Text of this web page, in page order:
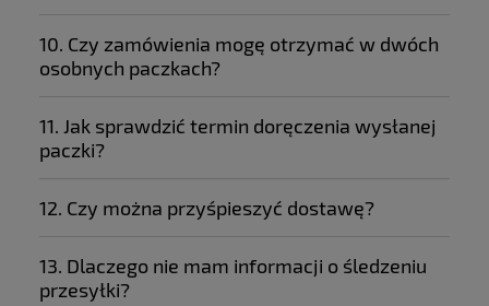
10. Czy zamówienia mogę otrzymać w dwóch
osobnych paczkach?
11. Jak sprawdzić termin doręczenia wysłanej
paczki?
12. Czy można przyśpieszyć dostawę?
13. Dlaczego nie mam informacji o śledzeniu
przesyłki?